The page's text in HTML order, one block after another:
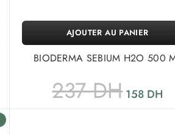
BIODERMA SEBIUM H2O 500
237DH 158 DH
AJOUTER AU PANIER